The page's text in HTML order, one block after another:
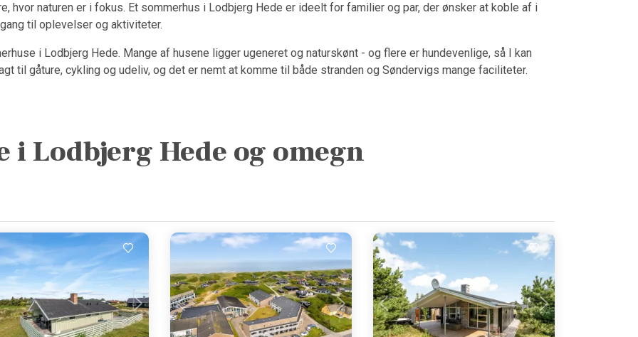
hvor naturen er i fokus. Et sommerhus i Lodbjerg Hede er ideelt for familier og par, der ønsker at koble af i
til oplevelser og aktiviteter.
i Lodbjerg Hede. Mange af husene ligger ugeneret og naturskønt - og flere er hundevenlige, så I kan
til gåture, cykling og udeliv, og det er nemt at komme til både stranden og Søndervigs mange faciliteter.
i Lodbjerg Hede og omegn
Indlæser... Indlæser... Indlæser...